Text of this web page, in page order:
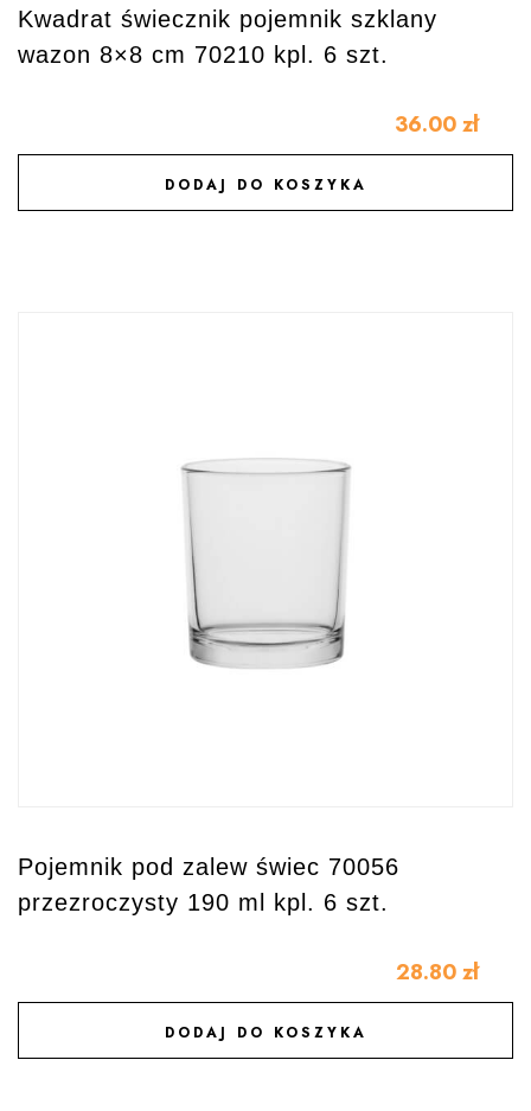
Kwadrat świecznik pojemnik szklany
wazon 8×8 cm 70210 kpl. 6 szt.
36.00 zł
DODAJ DO KOSZYKA
DODAJ DO ULUBIONYCH
Pojemnik pod zalew świec 70056
przezroczysty 190 ml kpl. 6 szt.
28.80 zł
DODAJ DO KOSZYKA
DODAJ DO ULUBIONYCH